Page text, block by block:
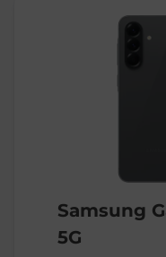
Samsung
5G